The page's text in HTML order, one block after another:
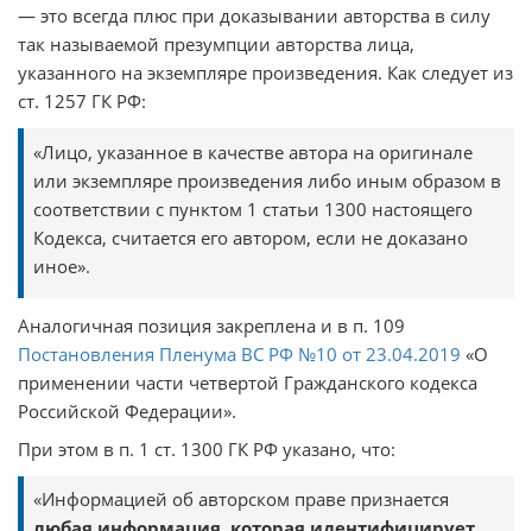
— это всегда плюс при доказывании авторства в силу
так называемой презумпции авторства лица,
указанного на экземпляре произведения. Как следует из
ст. 1257 ГК РФ:
«Лицо, указанное в качестве автора на оригинале
или экземпляре произведения либо иным образом в
соответствии с пунктом 1 статьи 1300 настоящего
Кодекса, считается его автором, если не доказано
иное».
Аналогичная позиция закреплена и в п. 109
Постановления Пленума ВС РФ №10 от 23.04.2019 «О
применении части четвертой Гражданского кодекса
Российской Федерации».
При этом в п. 1 ст. 1300 ГК РФ указано, что:
«Информацией об авторском праве признается